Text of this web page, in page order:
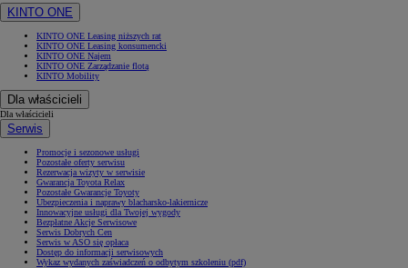
KINTO ONE
KINTO ONE Leasing niższych rat
KINTO ONE Leasing konsumencki
KINTO ONE Najem
KINTO ONE Zarządzanie flotą
KINTO Mobility
Dla właścicieli
Dla właścicieli
Serwis
Promocje i sezonowe usługi
Pozostałe oferty serwisu
Rezerwacja wizyty w serwisie
Gwarancja Toyota Relax
Pozostałe Gwarancje Toyoty
Ubezpieczenia i naprawy blacharsko-lakiernicze
Innowacyjne usługi dla Twojej wygody
Bezpłatne Akcje Serwisowe
Serwis Dobrych Cen
Serwis w ASO się opłaca
Dostęp do informacji serwisowych
Wykaz wydanych zaświadczeń o odbytym szkoleniu (pdf)